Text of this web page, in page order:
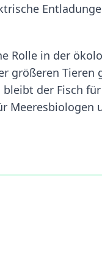
Rolle in der
größeren Tieren
der Fisch
Meeresbiologen